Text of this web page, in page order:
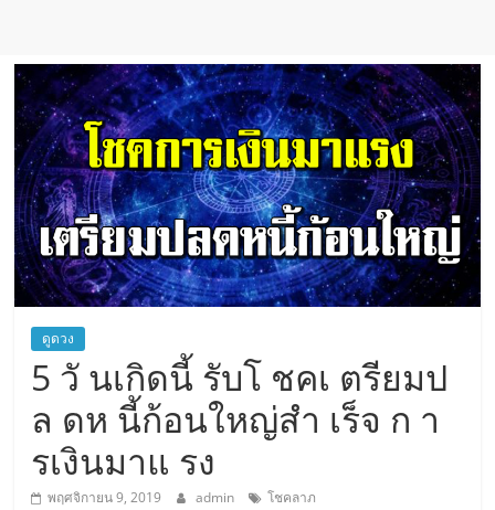
ดูดวง
5 วั นเกิดนี้ รับโ ชคเ ตรียมป
ล ดห นี้ก้อนใหญ่สำ เร็จ ก า
รเงินมาแ รง
พฤศจิกายน 9, 2019 admin โชคลาภ